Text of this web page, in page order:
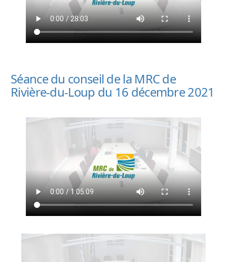
Séance du conseil de la MRC de
Rivière-du-Loup du 16 décembre 2021